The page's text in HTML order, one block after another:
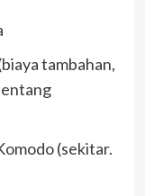
tambahan,
(sekitar.